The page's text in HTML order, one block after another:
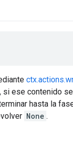
ese contenido
hasta la
None .